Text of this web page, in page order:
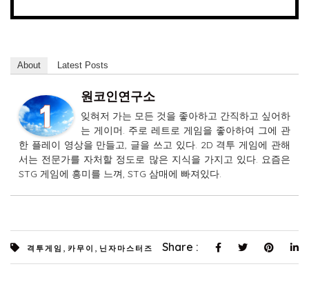
About Latest Posts
원코인연구소
잊혀저 가는 모든 것을 좋아하고 간직하고 싶어하
는 게이머. 주로 레트로 게임을 좋아하여 그에 관
한 플레이 영상을 만들고, 글을 쓰고 있다. 2D 격투 게임에 관해
서는 전문가를 자처할 정도로 많은 지식을 가지고 있다. 요즘은
STG 게임에 흥미를 느껴, STG 삼매에 빠져있다.
격투게임 카무이 닌자마스터즈 Share :